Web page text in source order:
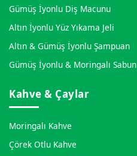
Gümüş İyonlu Diş Macunu
Altın İyonlu Yüz Yıkama Jeli
Altın & Gümüş İyonlu Şampuan
Gümüş İyonlu & Moringalı Sabun
Kahve & Çaylar
Moringalı Kahve
Çörek Otlu Kahve